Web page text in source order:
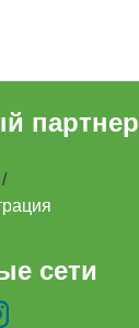
партнер
/
сети